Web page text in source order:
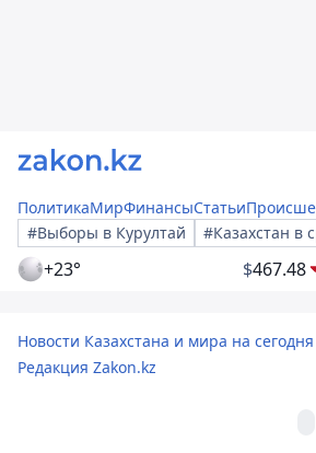
ПолитикаМирФинансыСтатьи
#Выборы в Курултай
#Казахстан в
+23° $467.48
Новости Казахстана и мира на сегодня
Редакция Zakon.kz